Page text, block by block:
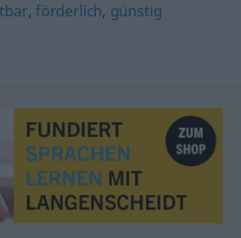
, förderlich, günstig